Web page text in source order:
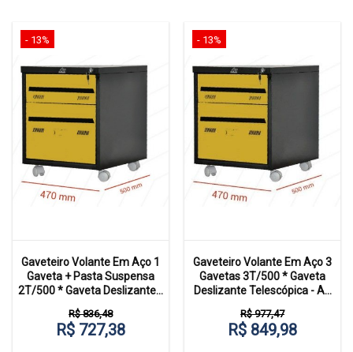
- 13%
Gaveteiro Volante Em Aço 1
Gaveta + Pasta Suspensa
2T/500 * Gaveta Deslizante...
R$ 836,48
R$ 727,38
- 13%
Gaveteiro Volante Em Aço 3
Gavetas 3T/500 * Gaveta
Deslizante Telescópica - A...
R$ 977,47
R$ 849,98